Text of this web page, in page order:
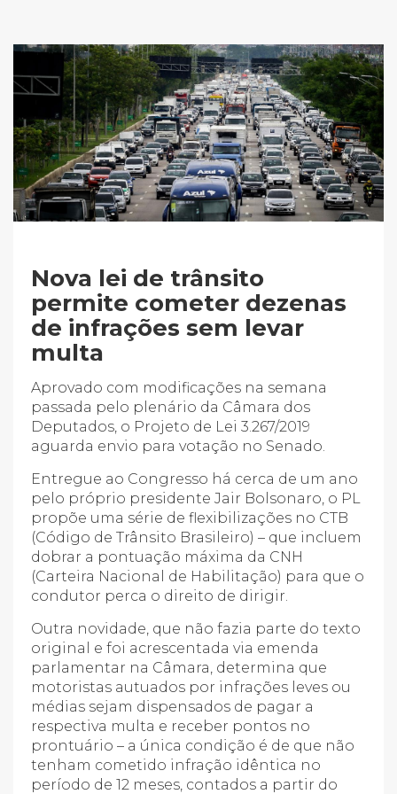
Nova lei de trânsito
permite cometer dezenas
de infrações sem levar
multa
Aprovado com modificações na semana
passada pelo plenário da Câmara dos
Deputados, o Projeto de Lei 3.267/2019
aguarda envio para votação no Senado.
Entregue ao Congresso há cerca de um ano
pelo próprio presidente Jair Bolsonaro, o PL
propõe uma série de flexibilizações no CTB
(Código de Trânsito Brasileiro) – que incluem
dobrar a pontuação máxima da CNH
(Carteira Nacional de Habilitação) para que o
condutor perca o direito de dirigir.
Outra novidade, que não fazia parte do texto
original e foi acrescentada via emenda
parlamentar na Câmara, determina que
motoristas autuados por infrações leves ou
médias sejam dispensados de pagar a
respectiva multa e receber pontos no
prontuário – a única condição é de que não
tenham cometido infração idêntica no
período de 12 meses, contados a partir do